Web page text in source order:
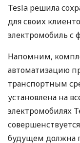
Tesla решила
для своих
электромобиль с
Напомним,
автоматизацию
транспортным
установлена ​​на
электромобилях
будущем должна